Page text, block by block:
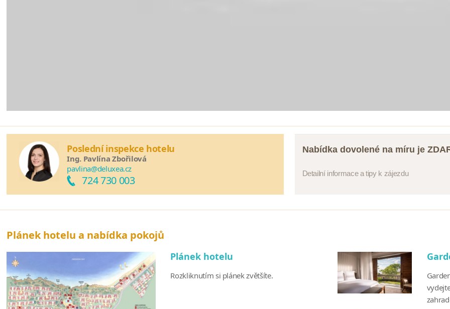
Poslední inspekce hotelu
Ing. Pavlína Zbořilová
pavlina@deluxea.cz
724 730 003
Nabídka dovolené na míru je
Detailní informace a tipy k zájezdu
Plánek hotelu a nabídka pokojů
Plánek hotelu
Rozkliknutím si plánek zvětšíte.